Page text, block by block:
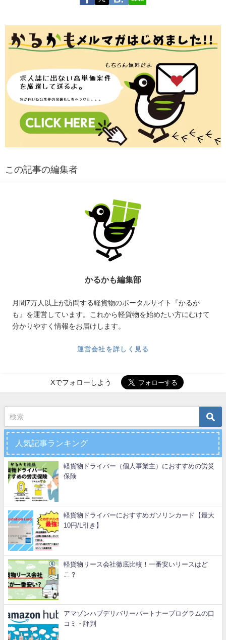
この記事の編集者
かるかも編集部
月間7万人以上が訪問する軽貨物のポータルサイト『かるか
も』を運営しています。これから軽貨物を始めたい方にむけて
分かりやすく情報をお届けします。
運営会社を詳しく見る
Xでフォローしよう
人気記事ランキング
軽貨物ドライバー（個人事業主）におすすめの労災
保険
軽貨物ドライバーにおすすめガソリンカード【最大
10円/L引き】
軽貨物リース会社徹底比較！一番安いリースはど
こ？
アマゾンハブデリバリーパートナープログラムの口
コミ・評判